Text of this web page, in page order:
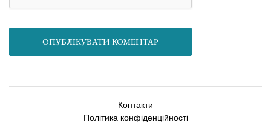
ОПУБЛІКУВАТИ КОМЕНТАР
Контакти
Політика конфіденційності